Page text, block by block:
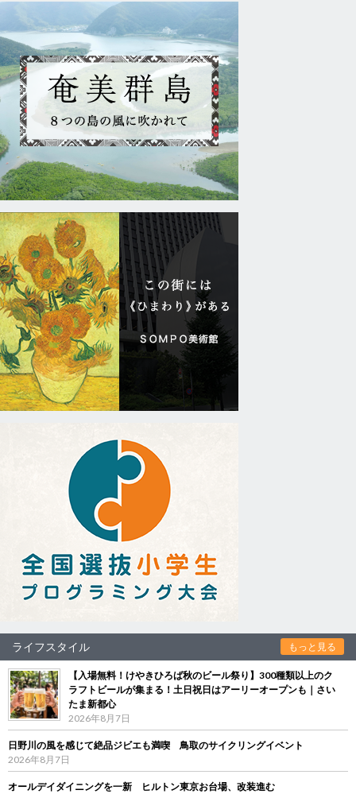
ライフスタイル もっと見る
【入場無料！けやきひろば秋のビール祭り】300種類以上のク
ラフトビールが集まる！土日祝日はアーリーオープンも｜さい
たま新都心
2026年8月7日
日野川の風を感じて絶品ジビエも満喫 鳥取のサイクリングイベント
2026年8月7日
オールデイダイニングを一新 ヒルトン東京お台場、改装進む